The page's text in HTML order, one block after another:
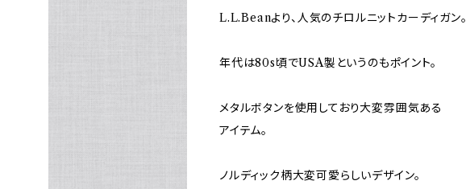
L.L.Beanより、人気のチロルニットカーディガン。
年代は80s頃でUSA製というのもポイント。
メタルボタンを使用しており大変雰囲気ある
アイテム。
ノルディック柄大変可愛らしいデザイン。